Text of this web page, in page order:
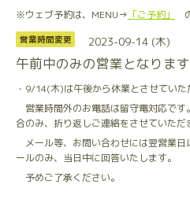
※ウェブ予約は、MENU→ 「ご予約」
営業時間変更 2023-09-14 (木)
午前中のみの営業となります
・9/14(木)は午後から休業とさせていた
営業時間外のお電話は留守電対応で
合のみ、折り返しご連絡をさせていただ
メール等、お問い合わせには翌営業
ールのみ、当日中に回答いたします。
予めご了承ください。